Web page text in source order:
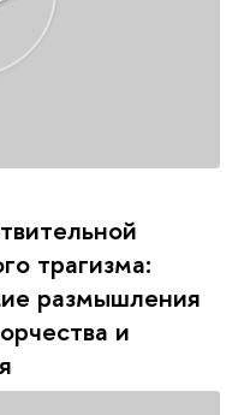
трагизма:
размышления
и